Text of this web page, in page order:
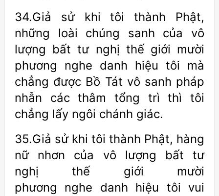
34.Giả sử khi tôi thành Phật,
những loài chúng sanh của vô
lượng bất tư nghị thế giới mười
phương nghe danh hiệu tôi mà
chẳng được Bồ Tát vô sanh pháp
nhẫn các thâm tổng trì thì tôi
chẳng lấy ngôi chánh giác.
35.Giả sử khi tôi thành Phật, hàng
nữ nhơn của vô lượng bất tư
nghị thế giới mười
phương nghe danh hiệu tôi vui